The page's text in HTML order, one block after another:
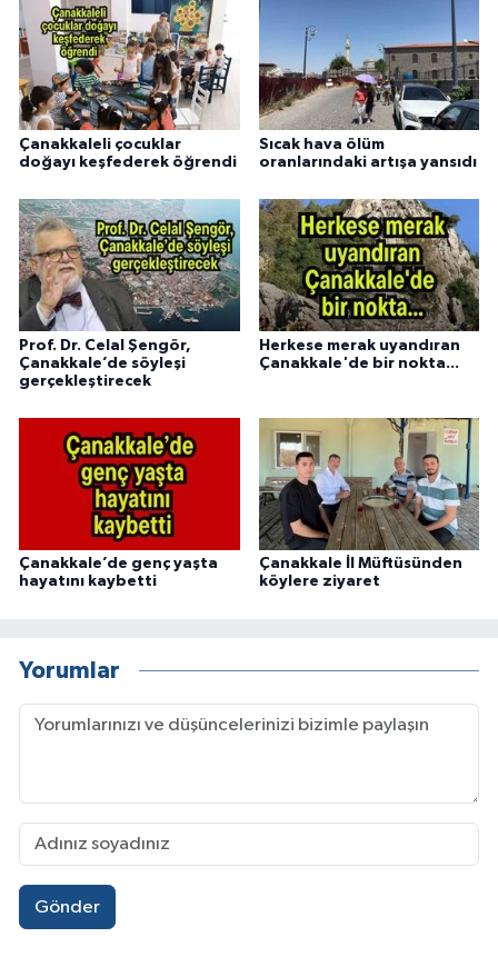
Çanakkaleli çocuklar
doğayı keşfederek öğrendi
Sıcak hava ölüm
oranlarındaki artışa yansıdı
Prof. Dr. Celal Şengör,
Çanakkale’de söyleşi
gerçekleştirecek
Herkese merak uyandıran
Çanakkale'de bir nokta...
Çanakkale’de genç yaşta
hayatını kaybetti
Çanakkale İl Müftüsünden
köylere ziyaret
Yorumlar
Gönder